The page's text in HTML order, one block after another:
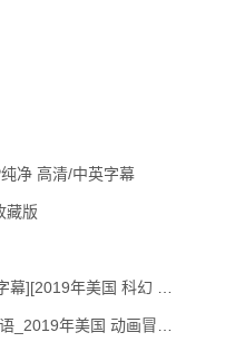
净 高清/中英字幕
藏版
美国 科幻 / 悬疑 / 犯罪 大片]
年美国 动画冒险大片